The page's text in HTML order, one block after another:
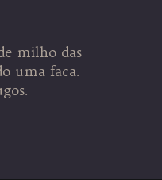
milho das
uma faca.